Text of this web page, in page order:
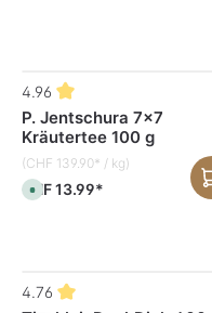
Produktgalerie überspringen
P. Jentschura 7x7
Kräutertee 100 g
4.96
(CHF 139.90* / kg)
S
o
r
CHF 13.99*
Produktgalerie überspringen
4.76